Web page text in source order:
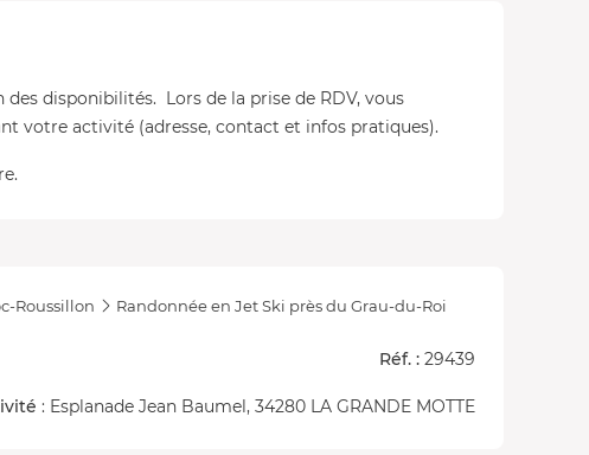
disponibilités. Lors de la prise de RDV, vous
votre activité (adresse, contact et infos pratiques).
Roussillon Randonnée en Jet Ski près du Grau-du-Roi
Réf. : 29439
: Esplanade Jean Baumel, 34280 LA GRANDE MOTTE